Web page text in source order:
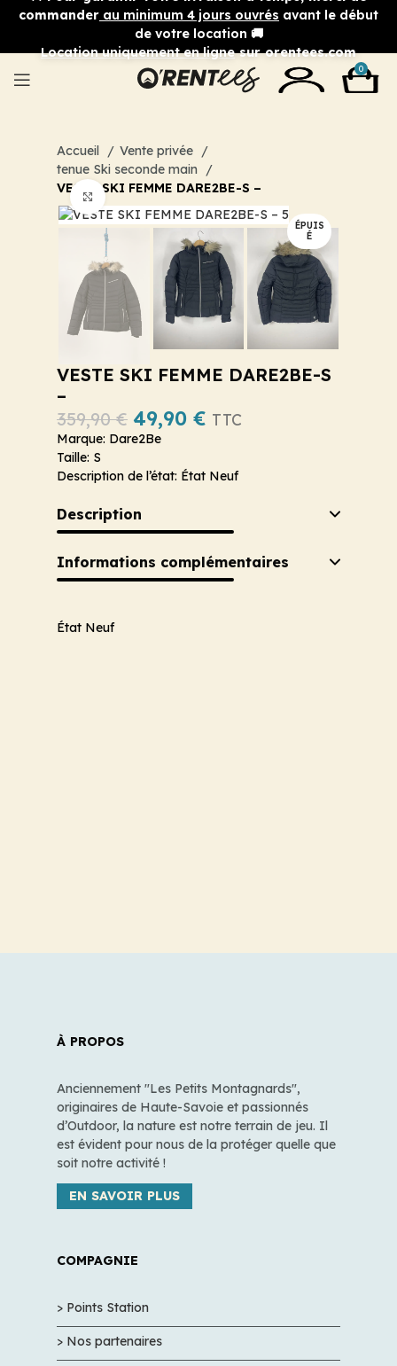
commander au minimum 4 jours ouvrés avant le début
de votre location 🚚
Location uniquement en lignesur orentees.com
0
Accueil
Vente privée
tenue Ski seconde main
VESTE SKI FEMME DARE2BE-S –
ÉPUIS
É
Cliquez pour agrandir
VESTE SKI FEMME DARE2BE-S
–
359,90€ 49,90 € TTC
Marque: Dare2Be
Taille: S
Description de l’état: État Neuf
Description
Informations complémentaires
État Neuf
À PROPOS
Anciennement "Les Petits Montagnards",
originaires de Haute-Savoie et passionnés
d’Outdoor, la nature est notre terrain de jeu. Il
est évident pour nous de la protéger quelle que
soit notre activité !
EN SAVOIR PLUS
COMPAGNIE
> Points Station
> Nos partenaires